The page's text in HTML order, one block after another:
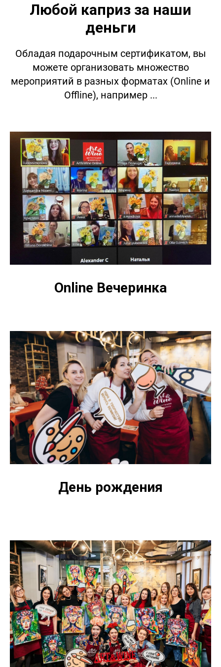
Любой каприз за наши
деньги
Обладая подарочным сертификатом, вы
можете организовать множество
мероприятий в разных форматах (Online и
Offline), например ...
Online Вечеринка
День рождения